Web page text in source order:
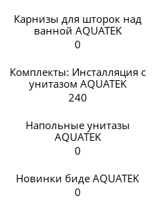
Карнизы для шторок над
ванной AQUATEK
0
Комплекты: Инсталляция с
унитазом AQUATEK
240
Напольные унитазы
AQUATEK
0
Новинки биде AQUATEK
0